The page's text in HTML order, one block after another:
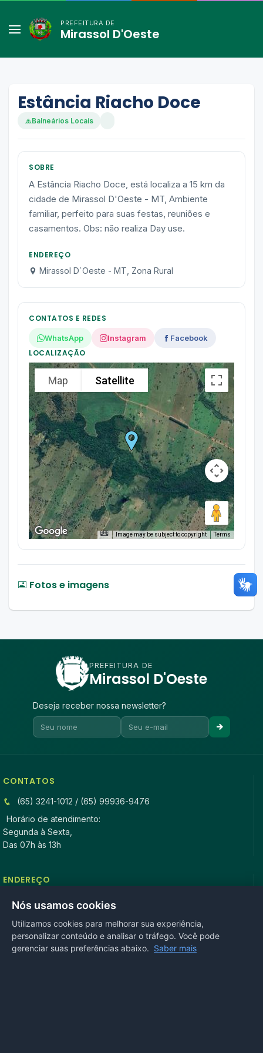
PREFEITURA DE
Mirassol D'Oeste
Estância Riacho Doce
Balneários Locais
SOBRE
A Estância Riacho Doce, está localiza a 15 km da
cidade de Mirassol D'Oeste - MT, Ambiente
familiar, perfeito para suas festas, reuniões e
casamentos. Obs: não realiza Day use.
ENDEREÇO
Mirassol D`Oeste - MT, Zona Rural
CONTATOS E REDES
WhatsApp Instagram Facebook
LOCALIZAÇÃO
Map Satellite
Image may be subject to copyright Terms
Fotos e imagens
PREFEITURA DE
Mirassol D'Oeste
Deseja receber nossa newsletter?
CONTATOS
(65) 3241-1012 / (65) 99936-9476
Horário de atendimento:
Segunda à Sexta,
Das 07h às 13h
ENDEREÇO
Rua Antonio Tavares, n° 3310, Centro CEP: 78.280-000 -
Mirassol D’Oeste, MT
REDES SOCIAIS
Nós usamos cookies
Utilizamos cookies para melhorar sua experiência,
personalizar conteúdo e analisar o tráfego. Você pode
gerenciar suas preferências abaixo. Saber mais